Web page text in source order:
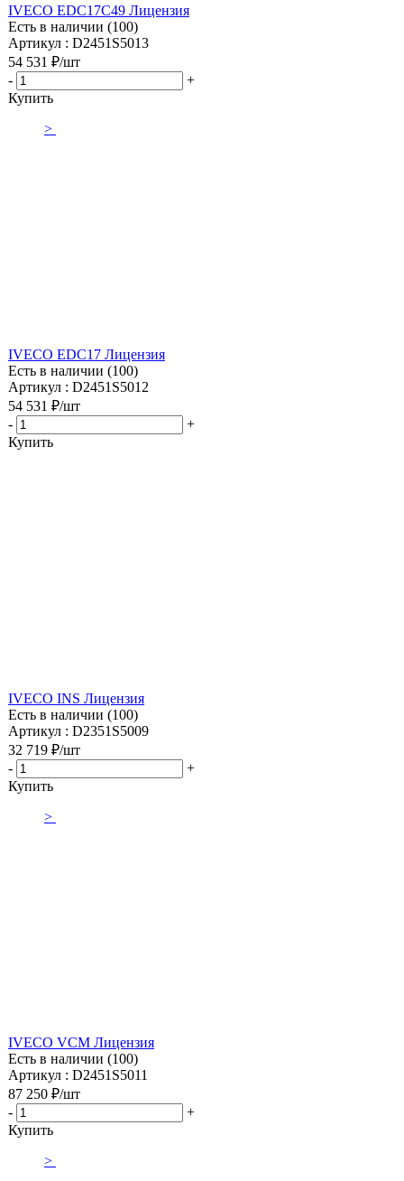
IVECO EDC17С49 Лицензия
Есть в наличии (100)
Артикул : D2451S5013
54 531 ₽/шт
-
+
Купить
>
IVECO EDC17 Лицензия
Есть в наличии (100)
Артикул : D2451S5012
54 531 ₽/шт
-
+
Купить
IVECO INS Лицензия
Есть в наличии (100)
Артикул : D2351S5009
32 719 ₽/шт
-
+
Купить
>
IVECO VCM Лицензия
Есть в наличии (100)
Артикул : D2451S5011
87 250 ₽/шт
-
+
Купить
>